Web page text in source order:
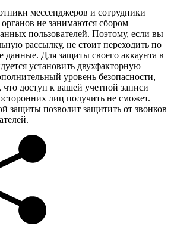
мессенджеров и сотрудники
не занимаются сбором
пользователей. Поэтому, если вы
рассылку, не стоит переходить по
данные. Для защиты своего аккаунта в
установить двухфакторную
уровень безопасности,
что доступ к вашей учетной записи
лиц получить не сможет.
защиты позволит защитить от звонков